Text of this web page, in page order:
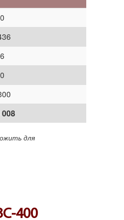
008
для
400